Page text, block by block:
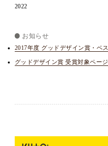
2022
お知らせ
2017年度 グッドデザイン賞・ベ
グッドデザイン賞 受賞対象ページ